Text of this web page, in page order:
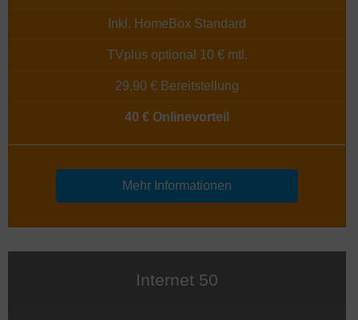
Inkl. HomeBox Standard
TVplus optional 10 € mtl.
29,90 € Bereitstellung
40 € Onlinevorteil
Mehr Informationen
Internet 50